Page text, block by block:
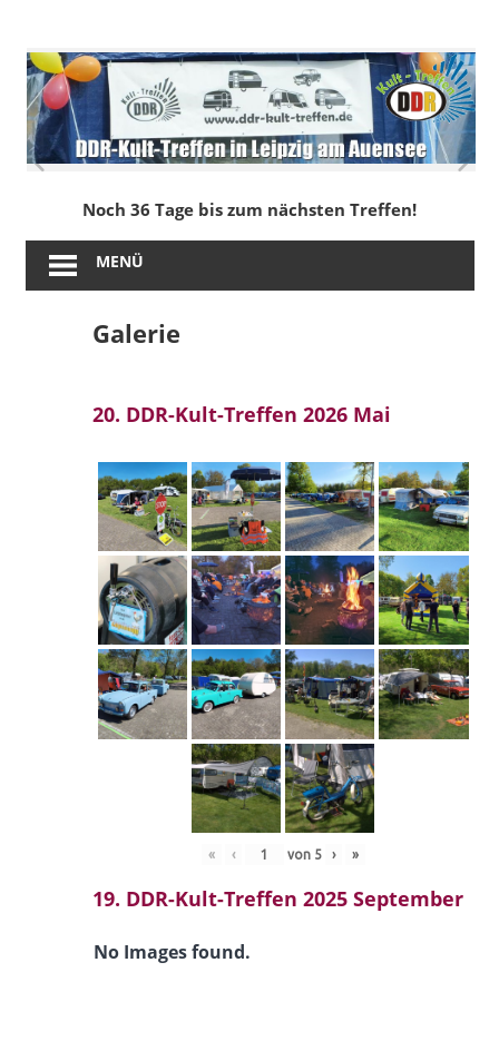
springen
DDR-
Kult-
Treffen
in
Leipzig
am
Noch 36 Tage bis zum nächsten Treffen!
MENÜ
Galerie
20. DDR-Kult-Treffen 2026 Mai
« ‹ von 5 › »
19. DDR-Kult-Treffen 2025 September
No Images found.